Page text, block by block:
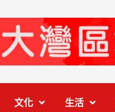
文化 生活